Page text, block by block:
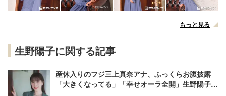
もっと見る
生野陽子に関する記事
産休入りのフジ三上真奈アナ、ふっくらお腹披露
「大きくなってる」「幸せオーラ全開」生野陽子ア